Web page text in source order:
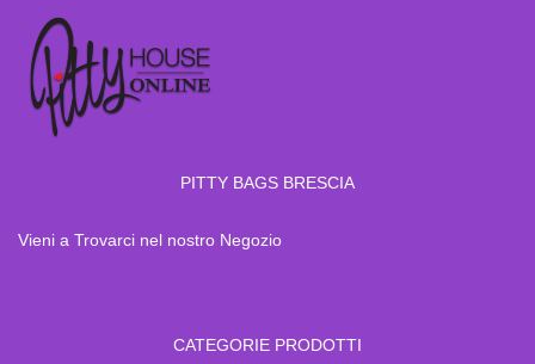
PITTY BAGS BRESCIA
Vieni a Trovarci nel nostro Negozio
CATEGORIE PRODOTTI